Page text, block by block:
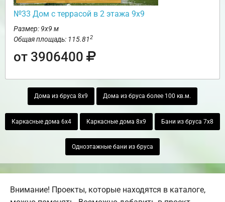
№33 Дом с террасой в 2 этажа 9х9
Размер: 9х9 м
Общая площадь: 115.812
от 3906400
Дома из бруса 8х9 Дома из бруса более 100 кв.м.
Каркасные дома 6х4 Каркасные дома 8х9 Бани из бруса 7х8
Одноэтажные бани из бруса
Внимание! Проекты, которые находятся в каталоге,